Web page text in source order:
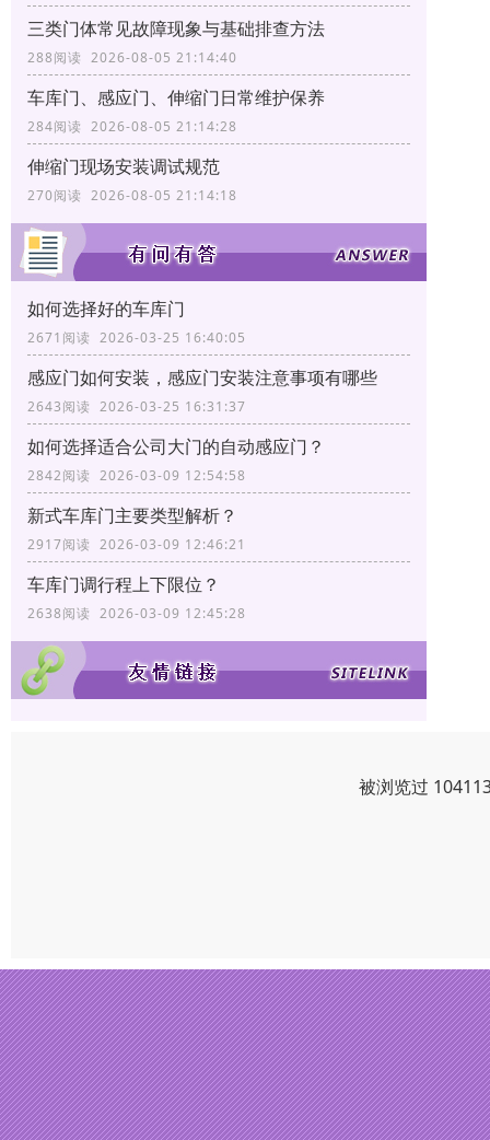
三类门体常见故障现象与基础排查方法
288阅读 2026-08-05 21:14:40
车库门、感应门、伸缩门日常维护保养
284阅读 2026-08-05 21:14:28
伸缩门现场安装调试规范
270阅读 2026-08-05 21:14:18
如何选择好的车库门
2671阅读 2026-03-25 16:40:05
感应门如何安装，感应门安装注意事项有哪些
2643阅读 2026-03-25 16:31:37
如何选择适合公司大门的自动感应门？
2842阅读 2026-03-09 12:54:58
新式车库门主要类型解析？
2917阅读 2026-03-09 12:46:21
车库门调行程上下限位？
2638阅读 2026-03-09 12:45:28
被浏览过